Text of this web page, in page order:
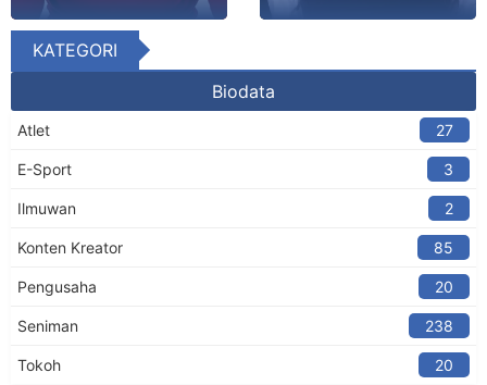
KATEGORI
Biodata
Atlet 27
E-Sport 3
Ilmuwan 2
Konten Kreator​ 85
Pengusaha 20
Seniman 238
Tokoh 20